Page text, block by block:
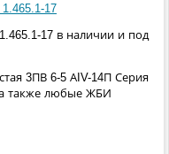
17
17 в наличии и под
3ПВ 6-5 АIV-14П Серия
а также любые ЖБИ